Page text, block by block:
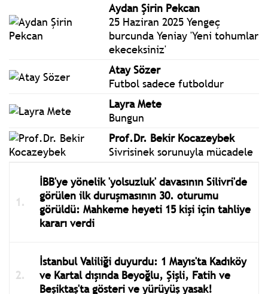
Aydan Şirin Pekcan
25 Haziran 2025 Yengeç
burcunda Yeniay 'Yeni tohumlar
ekeceksiniz'
Atay Sözer
Futbol sadece futboldur
Layra Mete
Bungun
Prof.Dr. Bekir Kocazeybek
Sivrisinek sorunuyla mücadele
İBB'ye yönelik 'yolsuzluk' davasının Silivri'de
görülen ilk duruşmasının 30. oturumu
görüldü: Mahkeme heyeti 15 kişi için tahliye
kararı verdi
İstanbul Valiliği duyurdu: 1 Mayıs'ta Kadıköy
ve Kartal dışında Beyoğlu, Şişli, Fatih ve
Beşiktaş'ta gösteri ve yürüyüş yasak!